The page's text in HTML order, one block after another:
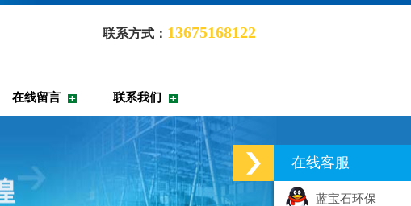
联系方式： 13675168122
在线留言 联系我们
在线客服
蓝宝石环保